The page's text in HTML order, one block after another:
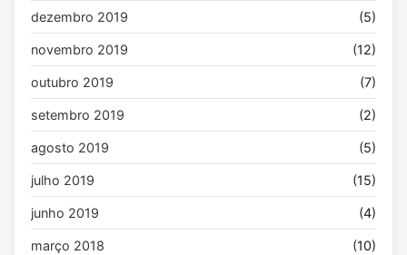
dezembro 2019 (5)
novembro 2019 (12)
outubro 2019 (7)
setembro 2019 (2)
agosto 2019 (5)
julho 2019 (15)
junho 2019 (4)
março 2018 (10)